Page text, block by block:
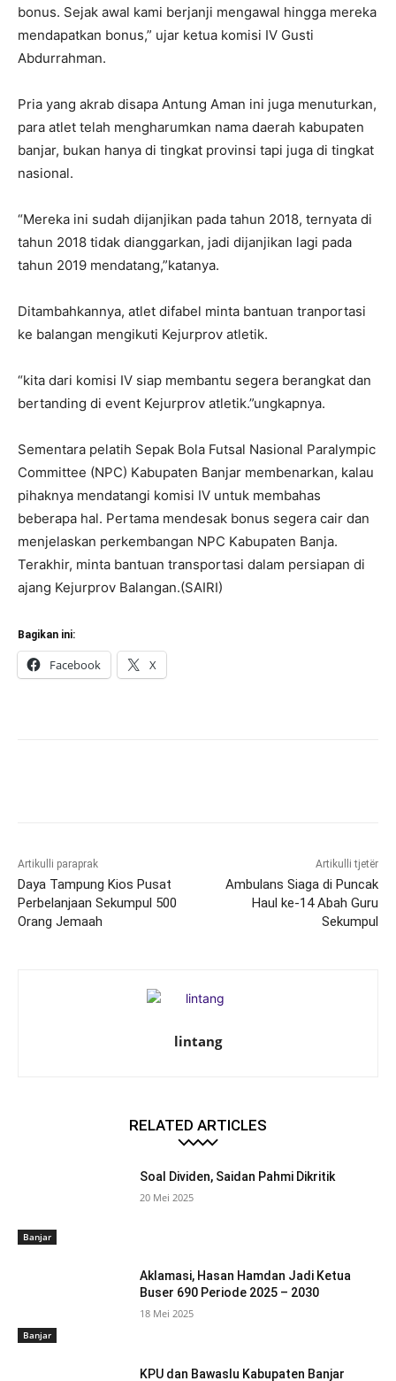
bonus. Sejak awal kami berjanji mengawal hingga mereka
mendapatkan bonus,” ujar ketua komisi IV Gusti
Abdurrahman.
Pria yang akrab disapa Antung Aman ini juga menuturkan,
para atlet telah mengharumkan nama daerah kabupaten
banjar, bukan hanya di tingkat provinsi tapi juga di tingkat
nasional.
“Mereka ini sudah dijanjikan pada tahun 2018, ternyata di
tahun 2018 tidak dianggarkan, jadi dijanjikan lagi pada
tahun 2019 mendatang,”katanya.
Ditambahkannya, atlet difabel minta bantuan tranportasi
ke balangan mengikuti Kejurprov atletik.
“kita dari komisi IV siap membantu segera berangkat dan
bertanding di event Kejurprov atletik.”ungkapnya.
Sementara pelatih Sepak Bola Futsal Nasional Paralympic
Committee (NPC) Kabupaten Banjar membenarkan, kalau
pihaknya mendatangi komisi IV untuk membahas
beberapa hal. Pertama mendesak bonus segera cair dan
menjelaskan perkembangan NPC Kabupaten Banja.
Terakhir, minta bantuan transportasi dalam persiapan di
ajang Kejurprov Balangan.(SAIRI)
Bagikan ini:
Facebook X
Artikulli paraprak
Daya Tampung Kios Pusat
Perbelanjaan Sekumpul 500
Orang Jemaah
Artikulli tjetër
Ambulans Siaga di Puncak
Haul ke-14 Abah Guru
Sekumpul
lintang
RELATED ARTICLES
Banjar
Soal Dividen, Saidan Pahmi Dikritik
20 Mei 2025
Banjar
Aklamasi, Hasan Hamdan Jadi Ketua
Buser 690 Periode 2025 – 2030
18 Mei 2025
KPU dan Bawaslu Kabupaten Banjar